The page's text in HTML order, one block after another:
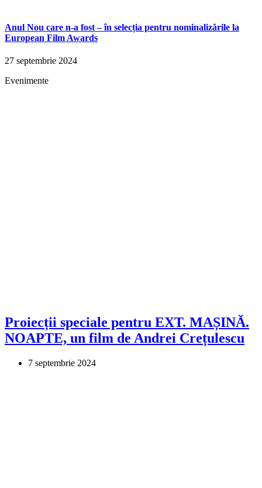
Anul Nou care n-a fost – în selecția pentru nominalizările la
European Film Awards
27 septembrie 2024
Evenimente
Proiecții speciale pentru EXT. MAȘINĂ.
NOAPTE, un film de Andrei Crețulescu
7 septembrie 2024